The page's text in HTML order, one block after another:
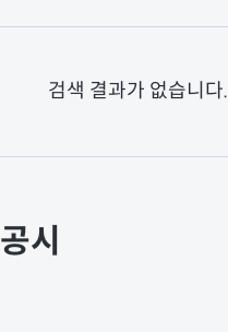
검색 결과가 없습니다.
시